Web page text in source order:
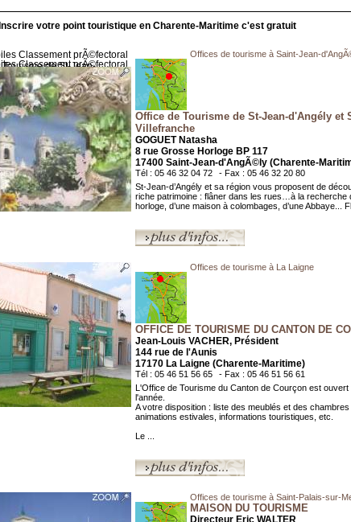
Inscrire votre point touristique en Charente-Maritime c'est gratuit
Offices de tourisme à Saint-Jean-
Office de Tourisme de St-Jean-d'Angély et
Villefranche
GOGUET Natasha
8 rue Grosse Horloge BP 117
17400 Saint-Jean-d'AngÃ©ly (Charente-
Tél : 05 46 32 04 72
- Fax : 05 46 32 20 80
St-Jean-d’Angély et sa région vous proposent de
riche patrimoine : flâner dans les rues…à la recherche
horloge, d’une maison à colombages, d’une Abbaye...
Offices de tourisme à La Laigne
OFFICE DE TOURISME DU CANTON DE
Jean-Louis VACHER, Président
144 rue de l'Aunis
17170 La Laigne (Charente-Maritime)
Tél : 05 46 51 56 65
- Fax : 05 46 51 56 61
L'Office de Tourisme du Canton de Courçon est ouvert
l'année.
A votre disposition : liste des meublés et des chambres
animations estivales, informations touristiques, etc.
Le ...
Offices de tourisme à Saint-Palais-sur-
MAISON DU TOURISME
Directeur Eric WALTER